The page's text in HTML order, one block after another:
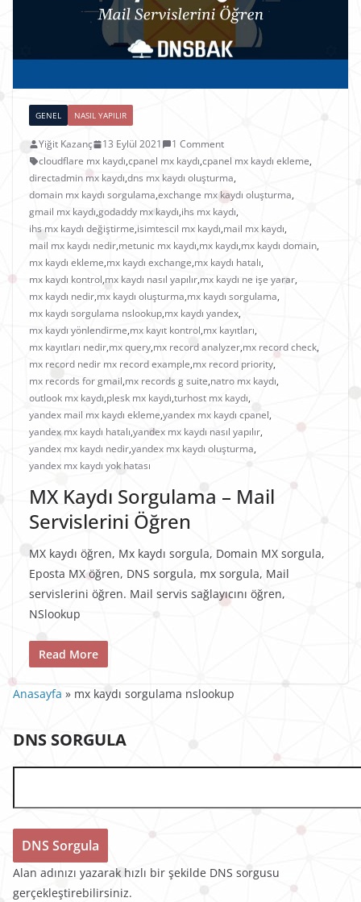
GENEL NASIL YAPILIR
Yiğit Kazanç 13 Eylül 2021
1 Comment
cloudflare mx kaydı,cpanel mx kaydı,cpanel mx kaydı ekleme,
directadmin mx kaydı,dns mx kaydı oluşturma,
domain mx kaydı sorgulama,exchange mx kaydı oluşturma,
gmail mx kaydı,godaddy mx kaydı,ihs mx kaydı,
ihs mx kaydı değiştirme,isimtescil mx kaydı,mail mx kaydı,
mail mx kaydı nedir,metunic mx kaydı,mx kaydı,mx kaydı domain,
mx kaydı ekleme,mx kaydı exchange,mx kaydı hatalı,
mx kaydı kontrol,mx kaydı nasıl yapılır,mx kaydı ne işe yarar,
mx kaydı nedir,mx kaydı oluşturma,mx kaydı sorgulama,
mx kaydı sorgulama nslookup,mx kaydı yandex,
mx kaydı yönlendirme,mx kayıt kontrol,mx kayıtları,
mx kayıtları nedir,mx query,mx record analyzer,mx record check,
mx record nedir mx record example,mx record priority,
mx records for gmail,mx records g suite,natro mx kaydı,
outlook mx kaydı,plesk mx kaydı,turhost mx kaydı,
yandex mail mx kaydı ekleme,yandex mx kaydı cpanel,
yandex mx kaydı hatalı,yandex mx kaydı nasıl yapılır,
yandex mx kaydı nedir,yandex mx kaydı oluşturma,
yandex mx kaydı yok hatası
MX Kaydı Sorgulama – Mail
Servislerini Öğren
MX kaydı öğren, Mx kaydı sorgula, Domain MX sorgula,
Eposta MX öğren, DNS sorgula, mx sorgula, Mail
servislerini öğren. Mail servis sağlayıcını öğren,
NSlookup
Read More
Anasayfa » mx kaydı sorgulama nslookup
DNS SORGULA
Alan adınızı yazarak hızlı bir şekilde DNS sorgusu
gerçekleştirebilirsiniz.